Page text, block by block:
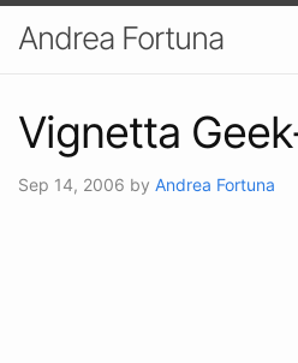
Andrea Fortuna
Vignetta
Sep 14, 2006 by Andrea Fortuna